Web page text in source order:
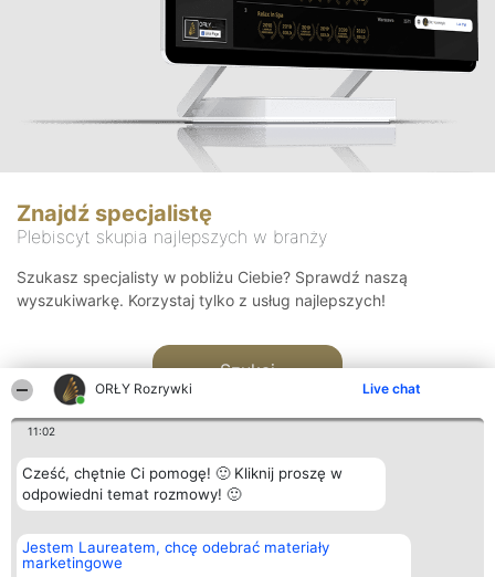
ORŁY Rozrywki Live chat
11:02
Cześć, chętnie Ci pomogę! 🙂 Kliknij proszę w
odpowiedni temat rozmowy! 🙂
Jestem Laureatem, chcę odebrać materiały
marketingowe
Znajdź specjalistę
Plebiscyt skupia najlepszych w branży
Szukasz specjalisty w pobliżu Ciebie? Sprawdź naszą
wyszukiwarkę. Korzystaj tylko z usług najlepszych!
Szukaj
Organizator plebiscytu
Bright Side Solutions sp. z o.
o. sp. k.
Plebiscyt
Laureaci
Kontakt
Kontakt